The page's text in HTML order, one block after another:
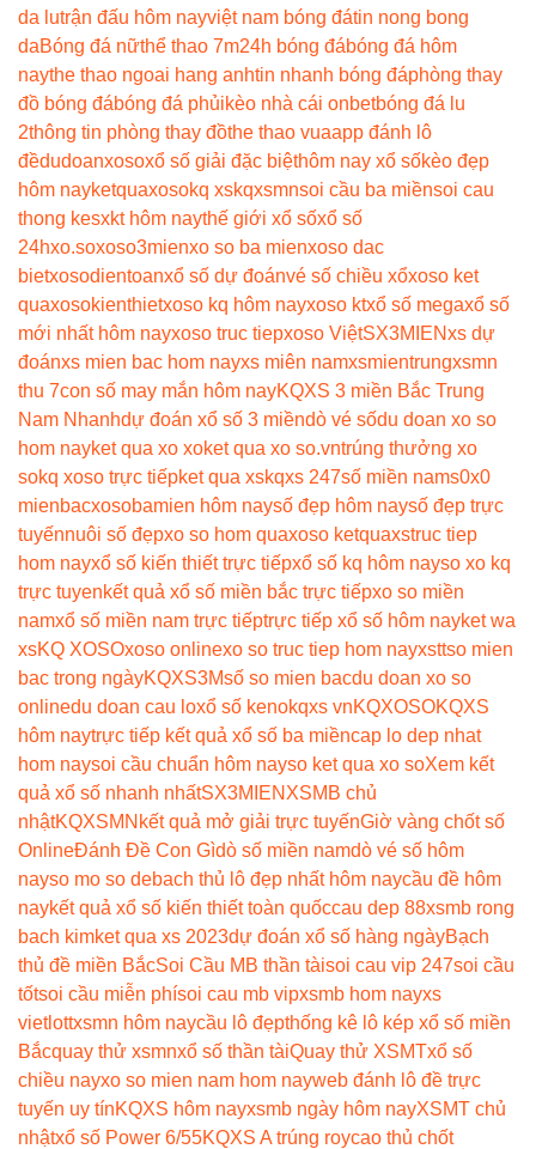
da lutrận đấu hôm nayviệt nam bóng đátin nong bong
daBóng đá nữthể thao 7m24h bóng đábóng đá hôm
naythe thao ngoai hang anhtin nhanh bóng đáphòng thay
đồ bóng đábóng đá phủikèo nhà cái onbetbóng đá lu
2thông tin phòng thay đồthe thao vuaapp đánh lô
đềdudoanxosoxổ số giải đặc biệthôm nay xổ sốkèo đẹp
hôm nayketquaxosokq xskqxsmnsoi cầu ba miềnsoi cau
thong kesxkt hôm naythế giới xổ sốxổ số
24hxo.soxoso3mienxo so ba mienxoso dac
bietxosodientoanxổ số dự đoánvé số chiều xổxoso ket
quaxosokienthietxoso kq hôm nayxoso ktxổ số megaxổ số
mới nhất hôm nayxoso truc tiepxoso ViệtSX3MIENxs dự
đoánxs mien bac hom nayxs miên namxsmientrungxsmn
thu 7con số may mắn hôm nayKQXS 3 miền Bắc Trung
Nam Nhanhdự đoán xổ số 3 miềndò vé sốdu doan xo so
hom nayket qua xo xoket qua xo so.vntrúng thưởng xo
sokq xoso trực tiếpket qua xskqxs 247số miền nams0x0
mienbacxosobamien hôm naysố đẹp hôm naysố đẹp trực
tuyếnnuôi số đẹpxo so hom quaxoso ketquaxstruc tiep
hom nayxổ số kiến thiết trực tiếpxổ số kq hôm nayso xo kq
trực tuyenkết quả xổ số miền bắc trực tiếpxo so miền
namxổ số miền nam trực tiếptrực tiếp xổ số hôm nayket wa
xsKQ XOSOxoso onlinexo so truc tiep hom nayxsttso mien
bac trong ngàyKQXS3Msố so mien bacdu doan xo so
onlinedu doan cau loxổ số kenokqxs vnKQXOSOKQXS
hôm naytrực tiếp kết quả xổ số ba miềncap lo dep nhat
hom naysoi cầu chuẩn hôm nayso ket qua xo soXem kết
quả xổ số nhanh nhấtSX3MIEN XSMB chủ
nhậtKQXSMN kết quả mở giải trực tuyếnGiờ vàng chốt số
OnlineĐánh Đề Con Gìdò số miền namdò vé số hôm
nayso mo so debach thủ lô đẹp nhất hôm naycầu đề hôm
naykết quả xổ số kiến thiết toàn quốccau dep 88xsmb rong
bach kimket qua xs 2023dự đoán xổ số hàng ngàyBạch
thủ đề miền BắcSoi Cầu MB thần tàisoi cau vip 247soi cầu
tốtsoi cầu miễn phísoi cau mb vipxsmb hom nayxs
vietlottxsmn hôm naycầu lô đẹpthống kê lô kép xổ số miền
Bắcquay thử xsmnxổ số thần tàiQuay thử XSMTxổ số
chiều nayxo so mien nam hom nayweb đánh lô đề trực
tuyến uy tínKQXS hôm nayxsmb ngày hôm nayXSMT chủ
nhậtxổ số Power 6/55KQXS A trúng roycao thủ chốt